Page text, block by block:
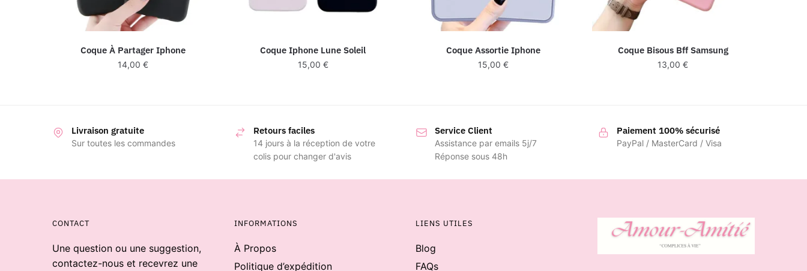
Coque À Partager Iphone
14,00€
Coque Iphone Lune Soleil
15,00 €
Coque Assortie Iphone
15,00 €
Coque Bisous Bff Samsung
13,00€
Livraison gratuite
Sur toutes les commandes
Retours faciles
14 jours à la réception de votre
colis pour changer d'avis
Service Client
Assistance par emails 5j/7
Réponse sous 48h
Paiement 100% sécurisé
PayPal / MasterCard / Visa
CONTACT
Une question ou une suggestion,
contactez-nous et recevrez une
INFORMATIONS
À Propos
Politique d’expédition
LIENS UTILES
Blog
FAQs